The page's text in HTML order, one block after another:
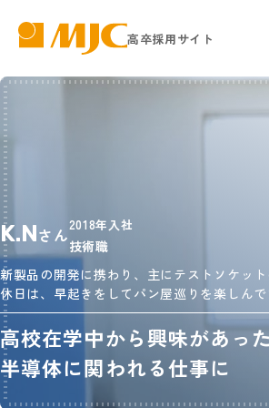
株式会社日本マイクロニクス
高卒採用サイト
K.Nさん2018年入社
技術職
新製品の開発に携わり、主にテストソケット
休日は、早起きをしてパン屋巡りを楽しんで
高校在学中から興味があった
半導体に関われる仕事に